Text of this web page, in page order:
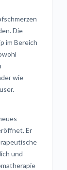
Die
im Bereich
wie
Er
und